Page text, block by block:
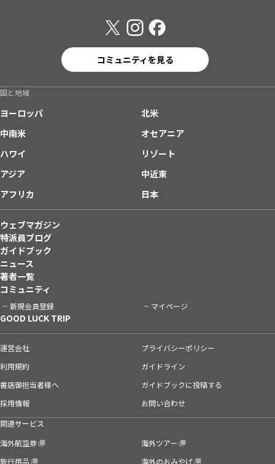
コミュニティを見る
国と地域
ヨーロッパ
北米
中南米
オセアニア
ハワイ
リゾート
アジア
中近東
アフリカ
日本
ウェブマガジン
特派員ブログ
ガイドブック
ニュース
著者一覧
コミュニティ
新規会員登録 マイページ
GOOD LUCK TRIP
運営会社
プライバシーポリシー
利用規約
ガイドライン
書店御担当者様へ
ガイドブックに投稿する
採用情報
お問い合わせ
関連サービス
海外航空券
海外ツアー
旅行用品
海外のおみやげ